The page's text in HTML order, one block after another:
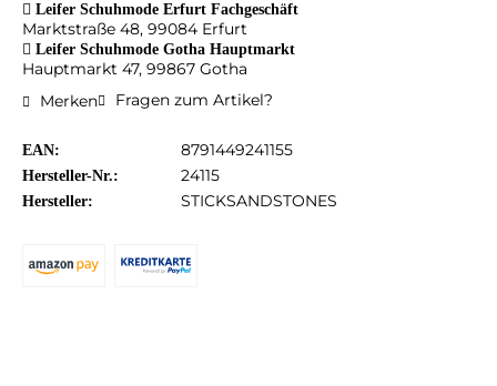
Leifer Schuhmode Erfurt Fachgeschäft
Marktstraße 48, 99084 Erfurt
Leifer Schuhmode Gotha Hauptmarkt
Hauptmarkt 47, 99867 Gotha
Merken
Fragen zum Artikel?
EAN: 8791449241155
Hersteller-Nr.: 24115
Hersteller: STICKSANDSTONES